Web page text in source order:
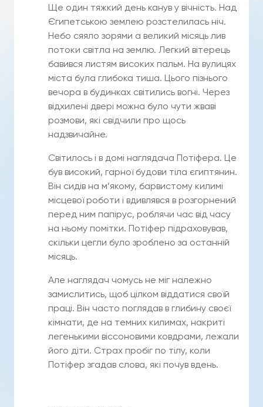
Ще один тяжкий день канув у вічність. Над
Єгипетською землею розстелилась ніч.
Небо сяяло зорями а великий місяць лив
потоки світла на землю. Легкий вітерець
бавився листям високих пальм. На вулицях
міста була глибока тиша. Цього пізнього
вечора в будинках світились вогні. Через
відхилені двері можна було чути жваві
розмови, які свідчили про щось
надзвичайне.
Світилось і в домі наглядача Потіфера. Це
був високий, гарної будови тіла єгиптянин.
Він сидів на м’якому, барвистому килимі
місцевої роботи і вдивлявся в розгорнений
перед ним папірус, роблячи час від часу
на ньому помітки. Потіфер підраховував,
скільки цегли було зроблено за останній
місяць.
Але наглядач чомусь не міг належно
замислитись, щоб цілком віддатися своїй
праці. Він часто поглядав в глибину своєї
кімнати, де на темних килимах, накриті
легенькими віссоновими ковдрами, лежали
його діти. Страх пробіг по тілу, коли
Потіфер згадав слова, які почув вдень.